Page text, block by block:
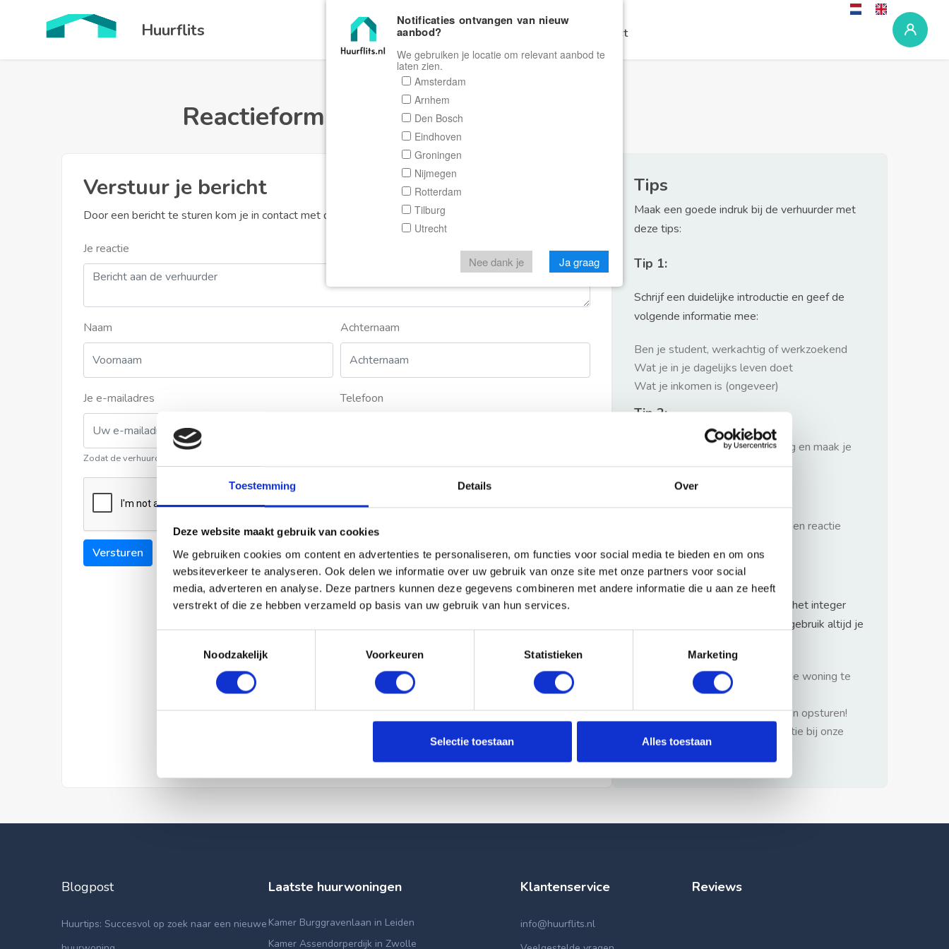
Toestemming Details Over
Deze website maakt gebruik van cookies
We gebruiken cookies om content en advertenties te personaliseren, om functies voor social media te bieden en om ons
websiteverkeer te analyseren. Ook delen we informatie over uw gebruik van onze site met onze partners voor social
media, adverteren en analyse. Deze partners kunnen deze gegevens combineren met andere informatie die u aan ze heeft
verstrekt of die ze hebben verzameld op basis van uw gebruik van hun services.
Noodzakelijk
Voorkeuren Statistieken Marketing
Selectie toestaan Alles toestaan
Huurflits Home Zoeken Contact
Reactieformulier Huurflits
Verstuur je bericht
Door een bericht te sturen kom je in contact met de aanbieder of makelaar van de woning.
Je reactie
Naam Achternaam
Je e-mailadres
Zodat de verhuurder contact met u kan opnemen
Telefoon
Versturen
Tips
Maak een goede indruk bij de verhuurder met
deze tips:
Tip 1:
Schrijf een duidelijke introductie en geef de
volgende informatie mee:
Ben je student, werkachtig of werkzoekend
Wat je in je dagelijks leven doet
Wat je inkomen is (ongeveer)
Tip 2:
Wees beleefd, niet te langdradig en maak je
verhaal kort
Wacht niet met reageren. Snel een reactie
Waarschuwing
Huurflits hecht veel waarde aan het integer
handelen van verhuurders maar gebruik altijd je
1: Nooit vooraf betalen zonder de woning te
hebben gezien.
2: Geen persoonlijke documenten opsturen!
3: Meld bij misbruik de advertentie bij onze
klantenservice.
Blogpost
Huurtips: Succesvol op zoek naar een nieuwe
Laatste huurwoningen
Kamer Burggravenlaan in Leiden
Kamer Assendorperdijk in Zwolle
Klantenservice
info@huurflits.nl
Reviews
Notificaties ontvangen van nieuw
aanbod?
We gebruiken je locatie om relevant aanbod te
laten zien.
Amsterdam
Arnhem
Den Bosch
Eindhoven
Groningen
Nijmegen
Rotterdam
Tilburg
Utrecht
Nee dank je Ja graag